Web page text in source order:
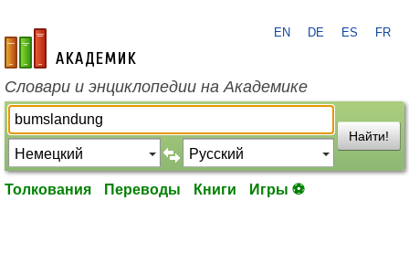
academic.ru
EN DE ES FR
Словари и энциклопедии на Академике
Найти!
Толкования Переводы Книги Игры ⚽